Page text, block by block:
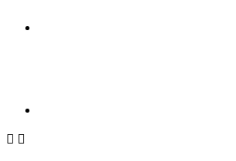
 